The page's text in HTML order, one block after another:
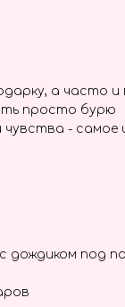
а часто и
просто бурю
- самое
дождиком под